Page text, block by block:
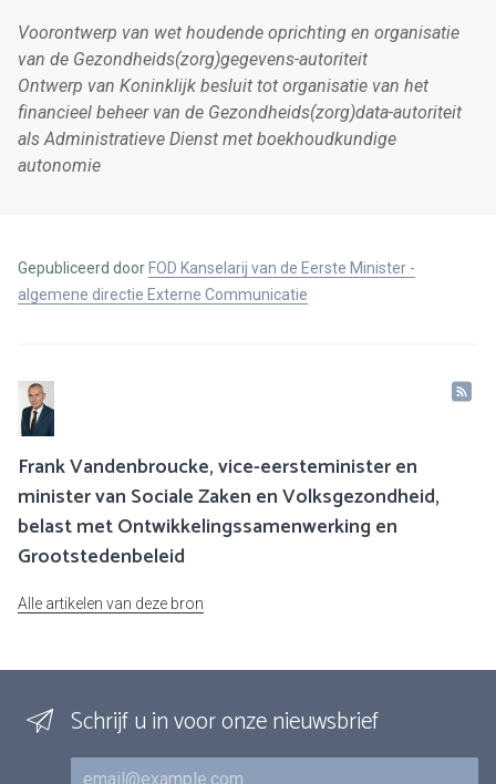
Voorontwerp van wet houdende oprichting en organisatie
van de Gezondheids(zorg)gegevens-autoriteit
Ontwerp van Koninklijk besluit tot organisatie van het
financieel beheer van de Gezondheids(zorg)data-autoriteit
als Administratieve Dienst met boekhoudkundige
autonomie
Gepubliceerd door FOD Kanselarij van de Eerste Minister -
algemene directie Externe Communicatie
Frank Vandenbroucke, vice-eersteminister en
minister van Sociale Zaken en Volksgezondheid,
belast met Ontwikkelingssamenwerking en
Grootstedenbeleid
Alle artikelen van deze bron
Schrijf u in voor onze nieuwsbrief
E-mail